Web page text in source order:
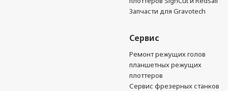
Запчасти для Gravotech
Сервис
Ремонт режущих голов
планшетных режущих
плоттеров
Сервис фрезерных станков